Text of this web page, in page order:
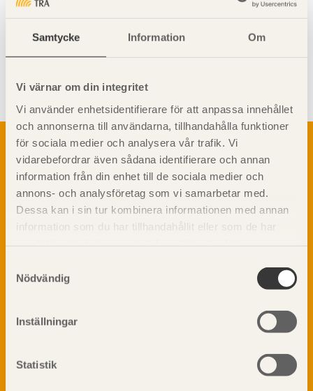
Samtycke Information Om
Vi värnar om din integritet
Vi använder enhetsidentifierare för att anpassa innehållet
och annonserna till användarna, tillhandahålla funktioner
för sociala medier och analysera vår trafik. Vi
vidarebefordrar även sådana identifierare och annan
information från din enhet till de sociala medier och
annons- och analysföretag som vi samarbetar med.
Dessa kan i sin tur kombinera informationen med annan
information som du har tillhandahållit eller som de har
Nödvändig
Inställningar
Statistik
Om trä
Materialet trä
Skogsbruk
Barrträdets uppbyggnad
Träets egenskaper och kvalitet
Kemisk behandling
Fakta om Limträ
Fukt
Ljud
TräGuiden är den digitala handboken för trä och
materialet trä samt instruktioner för byggande
med trä.
Prenumerera på TräGuidens nyhetsbrev!